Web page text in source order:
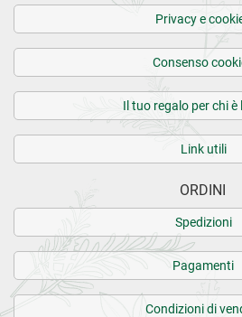
Privacy e
Consenso
Il tuo regalo per chi
Link utili
ORDINI
Spedizioni
Pagamenti
Condizioni di